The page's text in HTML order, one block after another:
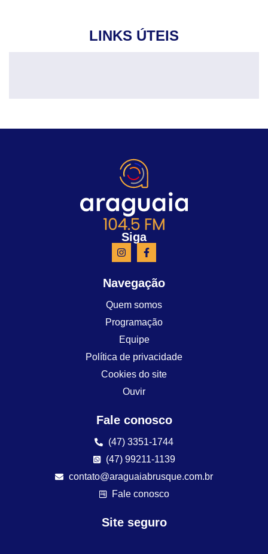
LINKS ÚTEIS
Siga
Navegação
Quem somos
Programação
Equipe
Política de privacidade
Cookies do site
Ouvir
Fale conosco
(47) 3351-1744
(47) 99211-1139
contato@araguaiabrusque.com.br
Fale conosco
Site seguro